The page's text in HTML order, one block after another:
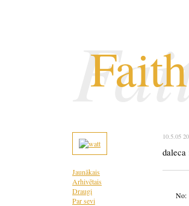
Jaunākais
Arhivētais
Draugi
Par sevi
10.5.05
daleca
No: